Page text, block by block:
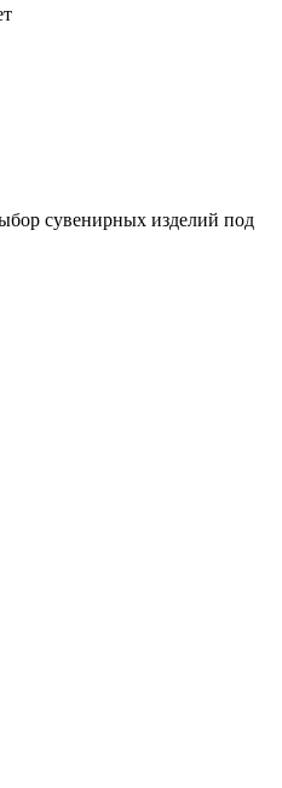
сувенирных изделий под